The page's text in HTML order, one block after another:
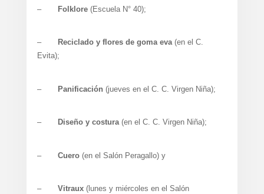
– Folklore (Escuela N° 40);
– Reciclado y flores de goma eva(en el C.
Evita);
– Panificación (jueves en el C. C. Virgen Niña);
– Diseño y costura(en el C. C. Virgen Niña);
– Cuero(en el Salón Peragallo) y
– Vitraux(lunes y miércoles en el Salón